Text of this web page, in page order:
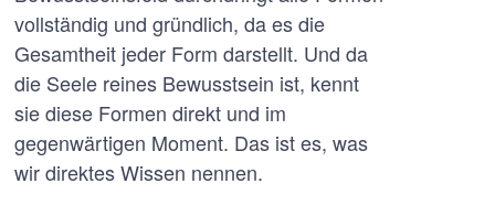
vollständig und gründlich, da es die
Gesamtheit jeder Form darstellt. Und da
die Seele reines Bewusstsein ist, kennt
sie diese Formen direkt und im
gegenwärtigen Moment. Das ist es, was
wir direktes Wissen nennen.